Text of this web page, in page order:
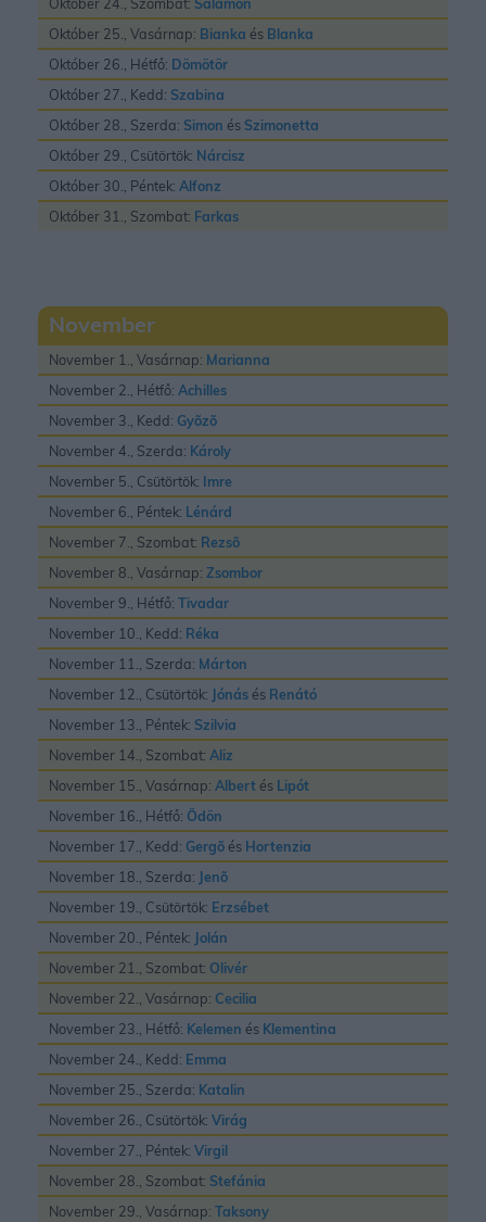
Október 25., Vasárnap: Bianka és Blanka
Október 26., Hétfő: Dömötör
Október 27., Kedd: Szabina
Október 28., Szerda: Simon és Szimonetta
Október 29., Csütörtök: Nárcisz
Október 30., Péntek: Alfonz
Október 31., Szombat: Farkas
November
November 1., Vasárnap: Marianna
November 2., Hétfő: Achilles
November 3., Kedd: Gyõzõ
November 4., Szerda: Károly
November 5., Csütörtök: Imre
November 6., Péntek: Lénárd
November 7., Szombat: Rezsõ
November 8., Vasárnap: Zsombor
November 9., Hétfő: Tivadar
November 10., Kedd: Réka
November 11., Szerda: Márton
November 12., Csütörtök: Jónás és Renátó
November 13., Péntek: Szilvia
November 14., Szombat: Aliz
November 15., Vasárnap: Albert és Lipót
November 16., Hétfő: Ödön
November 17., Kedd: Gergõ és Hortenzia
November 18., Szerda: Jenõ
November 19., Csütörtök: Erzsébet
November 20., Péntek: Jolán
November 21., Szombat: Olivér
November 22., Vasárnap: Cecilia
November 23., Hétfő: Kelemen és Klementina
November 24., Kedd: Emma
November 25., Szerda: Katalin
November 26., Csütörtök: Virág
November 27., Péntek: Virgil
November 28., Szombat: Stefánia
November 29., Vasárnap: Taksony